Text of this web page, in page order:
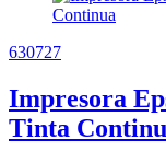
630727
Impresora
Tinta